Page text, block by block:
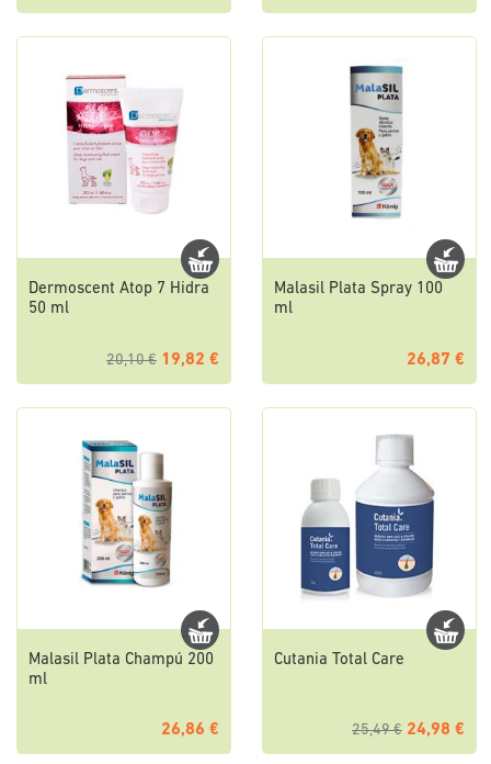
Dermoscent Atop 7 Hidra
50 ml
20,10 € 19,82 €
Malasil Plata Spray 100
ml
26,87 €
Malasil Plata Champú 200
ml
26,86 €
Cutania Total Care
25,49 € 24,98 €